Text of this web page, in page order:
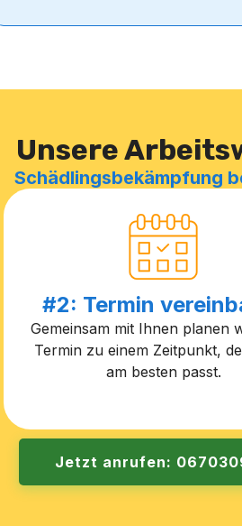
Unsere
Schädlingsbekämpfung
#2: Termin
Gemeinsam mit Ihnen planen
Termin zu einem Zeitpunkt,
am besten passt.
Jetzt anrufen: